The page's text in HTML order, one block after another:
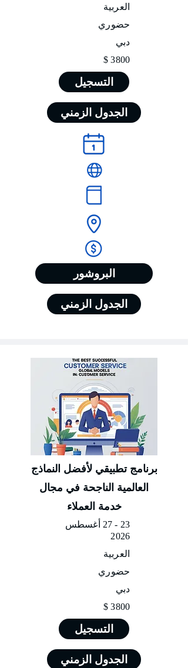
العربية
حضوري
دبي
3800 $
التسجيل
الجدول الزمني
البروشور
الجدول الزمني
برنامج تطبيقي لأفضل النماذج
العالمية الناجحة في مجال
خدمة العملاء
23 - 27 أغسطس
2026
العربية
حضوري
دبي
3800 $
التسجيل
الجدول الزمني